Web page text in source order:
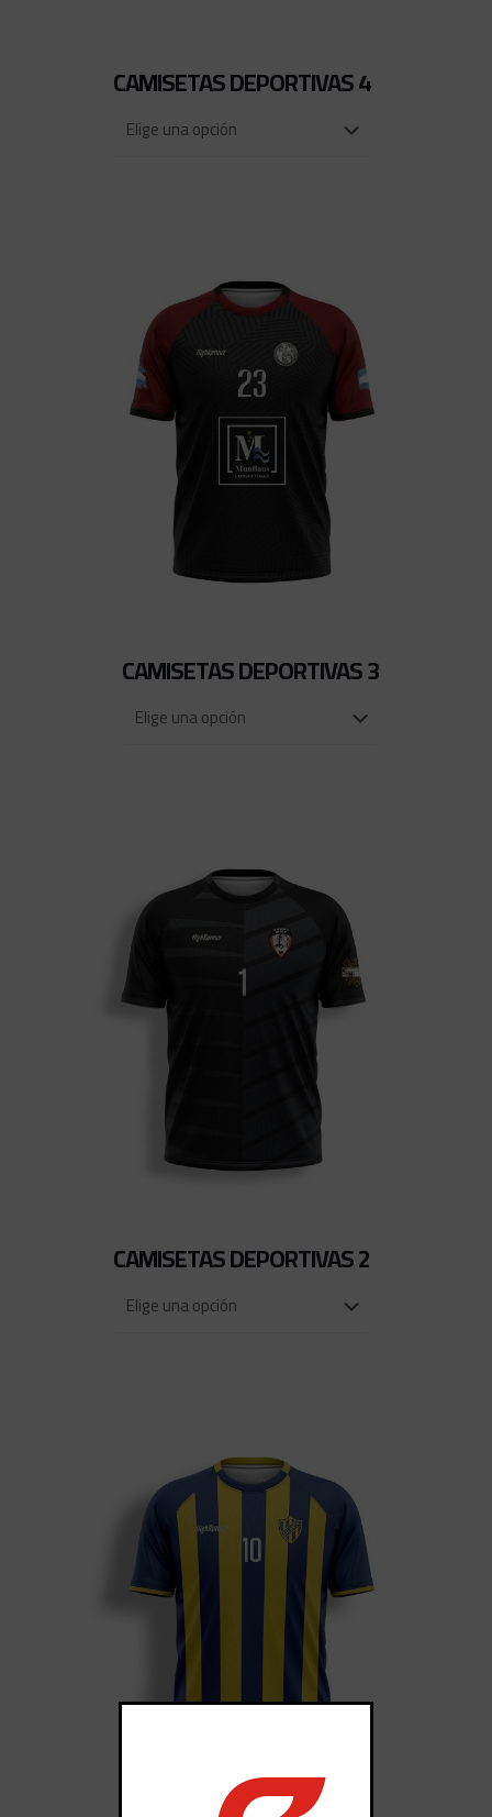
CAMISETAS DEPORTIVAS 4
CAMISETAS DEPORTIVAS 3
CAMISETAS DEPORTIVAS 2